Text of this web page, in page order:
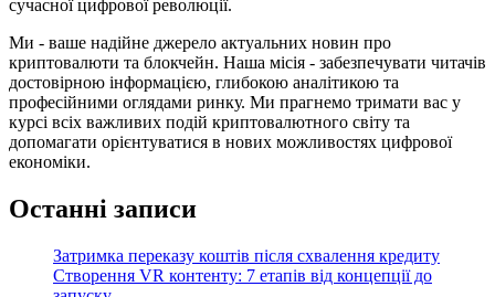
сучасної цифрової революції.
Ми - ваше надійне джерело актуальних новин про
криптовалюти та блокчейн. Наша місія - забезпечувати читачів
достовірною інформацією, глибокою аналітикою та
професійними оглядами ринку. Ми прагнемо тримати вас у
курсі всіх важливих подій криптовалютного світу та
допомагати орієнтуватися в нових можливостях цифрової
економіки.
Останні записи
Затримка переказу коштів після схвалення кредиту
Створення VR контенту: 7 етапів від концепції до